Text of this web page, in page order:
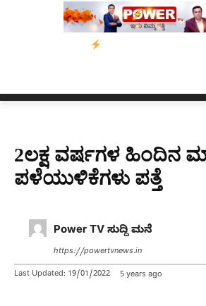
ನ್ಯೂಸ್ ಕಾರ್ಪ್‌ಗೆ ಎಐಯಿಂದ ಸಂಕಷ್ಟ:
2ಲಕ್ಷ ವರ್ಷಗಳ ಹಿಂದಿನ
ಪಳೆಯುಳಿಕೆಗಳು ಪತ್ತೆ
Power TV ಸುದ್ದಿ ಮನೆ
https://powertvnews.in
Last Updated: 19/01/2022 5 years ago